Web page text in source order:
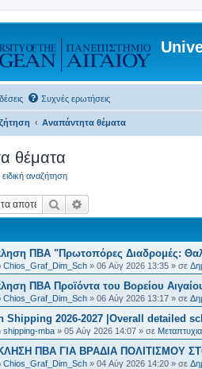
Συχνές ερωτήσεις
Αναπάντητα θέματα
θέματα
αναζήτηση
Αναζήτηση
ΠΒΑ "Πρωτοπόρες Διαδρομές:
Chios_Graf_Dim_Sch » 06 Αύγ 2026 13:35 » σε
ΠΒΑ Προϊόντα του Βορείου
Chios_Graf_Dim_Sch » 06 Αύγ 2026 13:17 » σε
Shipping 2026-2027 |Overall detailed
shipping-mba » 05 Αύγ 2026 14:07 » σε
ΠΒΑ ΓΙΑ ΒΡΑΔΙΑ ΠΟΛΙΤΙΣΜΟΥ
Chios_Graf_Dim_Sch » 04 Αύγ 2026 14:20 » σε